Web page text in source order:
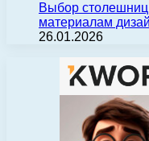
Выбор столешниц
материалам
26.01.2026